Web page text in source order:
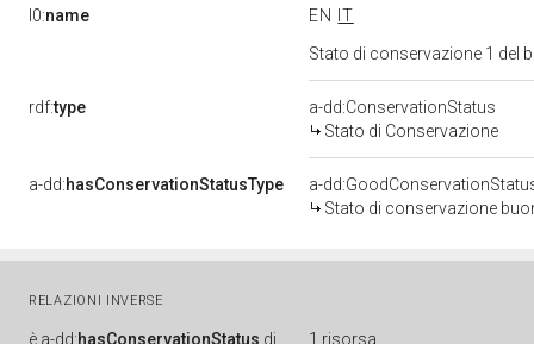
l0:name EN
IT
Stato di conservazione 1 del
rdf:type
a-dd:ConservationStatus
Stato di Conservazione
a-dd:hasConservationStatusType
a-
Stato di conservazione
RELAZIONI INVERSE
è a-dd:hasConservationStatus di 1 risorsa